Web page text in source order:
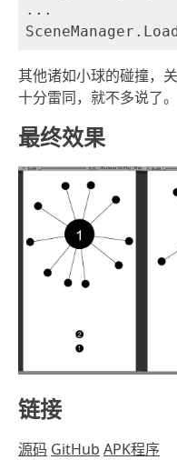
...
其他诸如小球的碰撞，
十分雷同，就不多说了。
最终效果
链接
源码 GitHub APK程序